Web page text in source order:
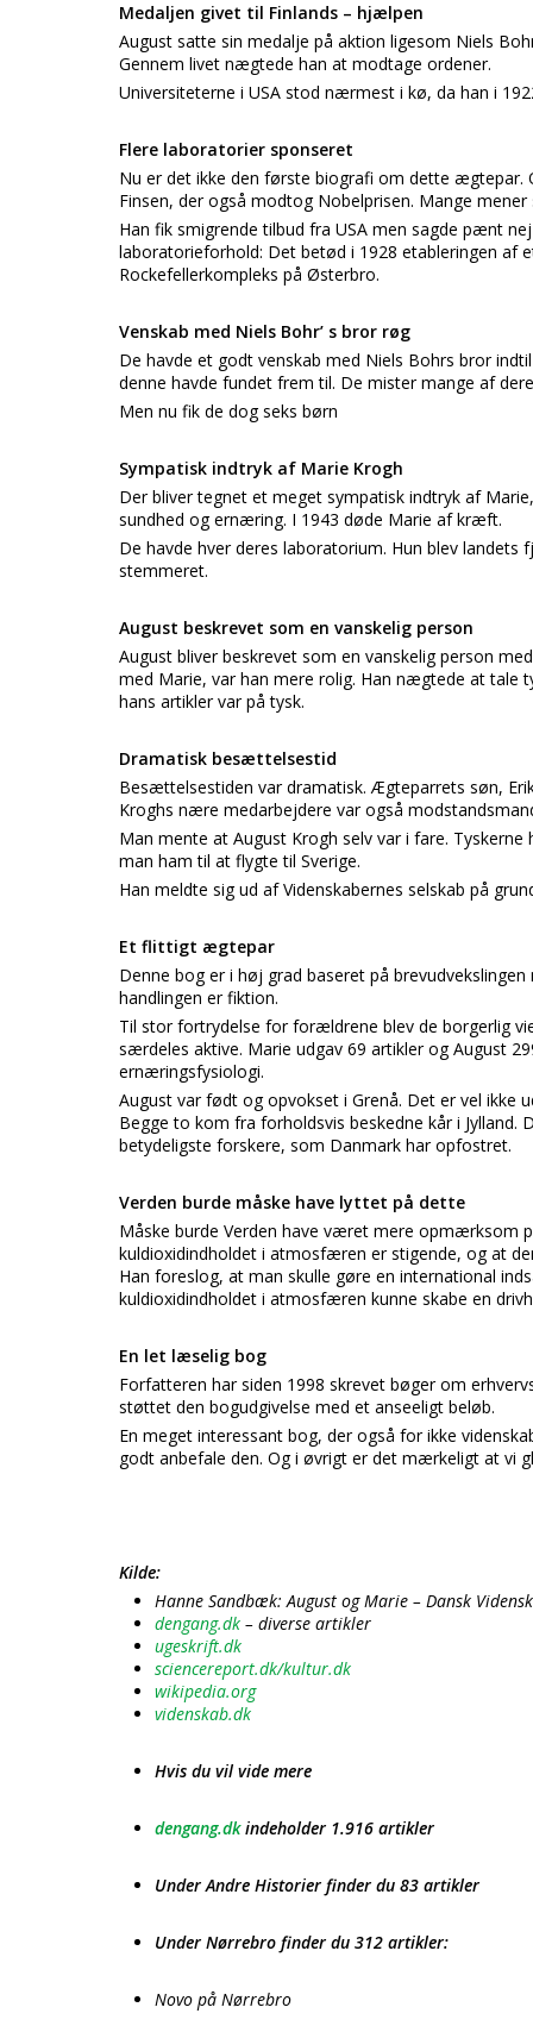
Medaljen givet til Finlands – hjælpen
August satte sin medalje på aktion ligesom Niels
Gennem livet nægtede han at modtage ordener.
Universiteterne i USA stod nærmest i kø, da han i
Flere laboratorier sponseret
Nu er det ikke den første biografi om dette ægtepar.
Finsen, der også modtog Nobelprisen. Mange
Han fik smigrende tilbud fra USA men sagde pænt
laboratorieforhold: Det betød i 1928 etableringen af
Rockefellerkompleks på Østerbro.
Venskab med Niels Bohr’ s bror røg
De havde et godt venskab med Niels Bohrs bror
denne havde fundet frem til. De mister mange af
Men nu fik de dog seks børn
Sympatisk indtryk af Marie Krogh
Der bliver tegnet et meget sympatisk indtryk af
sundhed og ernæring. I 1943 døde Marie af kræft.
De havde hver deres laboratorium. Hun blev landets
stemmeret.
August beskrevet som en vanskelig person
August bliver beskrevet som en vanskelig person
med Marie, var han mere rolig. Han nægtede at tale
hans artikler var på tysk.
Dramatisk besættelsestid
Besættelsestiden var dramatisk. Ægteparrets søn,
Kroghs nære medarbejdere var også
Man mente at August Krogh selv var i fare.
man ham til at flygte til Sverige.
Han meldte sig ud af Videnskabernes selskab på
Et flittigt ægtepar
Denne bog er i høj grad baseret på
handlingen er fiktion.
Til stor fortrydelse for forældrene blev de borgerlig
særdeles aktive. Marie udgav 69 artikler og August
ernæringsfysiologi.
August var født og opvokset i Grenå. Det er vel
Begge to kom fra forholdsvis beskedne kår i
betydeligste forskere, som Danmark har opfostret.
Verden burde måske have lyttet på dette
Måske burde Verden have været mere opmærksom
kuldioxidindholdet i atmosfæren er stigende, og at
Han foreslog, at man skulle gøre en international
kuldioxidindholdet i atmosfæren kunne skabe en
En let læselig bog
Forfatteren har siden 1998 skrevet bøger om
støttet den bogudgivelse med et anseeligt beløb.
En meget interessant bog, der også for ikke
godt anbefale den. Og i øvrigt er det mærkeligt at vi
Kilde:
Hanne Sandbæk: August og Marie – Dansk
dengang.dk – diverse artikler
ugeskrift.dk
sciencereport.dk/kultur.dk
wikipedia.org
videnskab.dk
Hvis du vil vide mere
dengang.dkindeholder 1.916 artikler
Under Andre Historier finder du 83 artikler
Under Nørrebro finder du 312 artikler:
Novo på Nørrebro